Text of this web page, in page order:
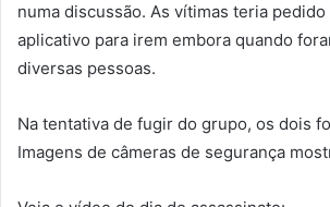
numa discussão. As vítimas teria
aplicativo para irem embora quando
diversas pessoas.
Na tentativa de fugir do grupo, os dois
Imagens de câmeras de segurança